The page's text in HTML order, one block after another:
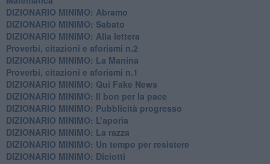
DIZIONARIO MINIMO: Abramo
DIZIONARIO MINIMO: Sabato
​DIZIONARIO MINIMO: Alla lettera
Proverbi, citazioni e aforismi n.2
DIZIONARIO MINIMO: La Manina
​Proverbi, citazioni e aforismi n.1
DIZIONARIO MINIMO: Qui Fake News
DIZIONARIO MINIMO: ​Il bon per la pace
DIZIONARIO MINIMO: Pubblicità progresso
DIZIONARIO MINIMO: L’aporìa
DIZIONARIO MINIMO: La razza
DIZIONARIO MINIMO: Un tempo per resistere
DIZIONARIO MINIMO: Diciotti